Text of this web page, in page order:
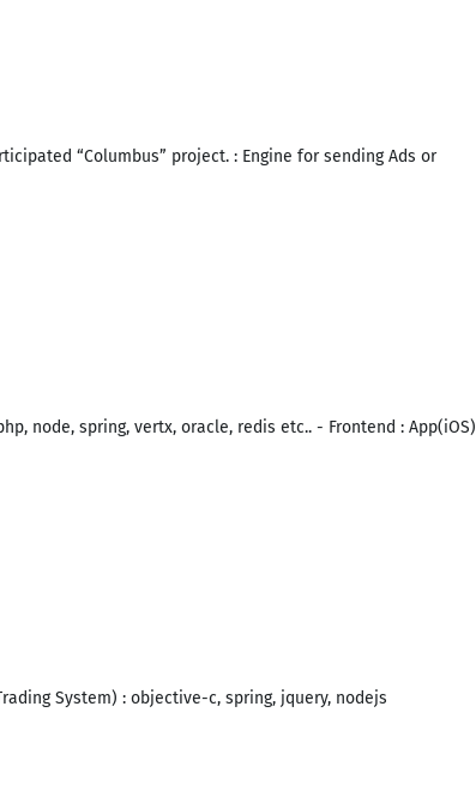
“Columbus” project. : Engine for sending Ads or
node, spring, vertx, oracle, redis etc.. - Frontend : App(iOS)
System) : objective-c, spring, jquery, nodejs